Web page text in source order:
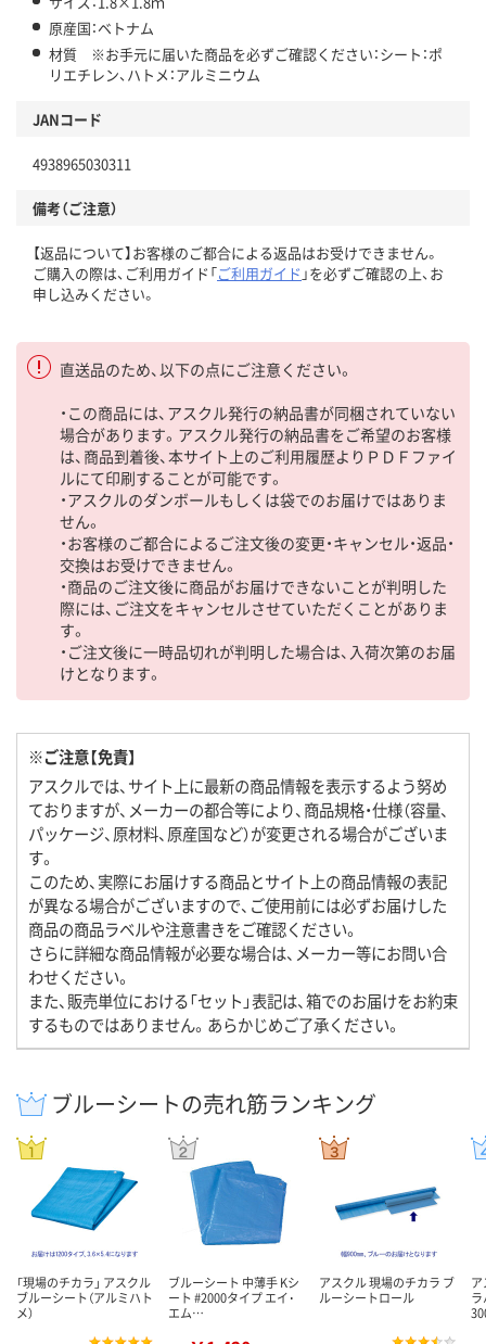
原産国：ベトナム
材質 ※お手元に届いた商品を必ずご確認ください：シート：ポ
リエチレン、ハトメ：アルミニウム
JANコード
4938965030311
備考（ご注意）
【返品について】お客様のご都合による返品はお受けできません。
ご購入の際は、ご利用ガイド「ご利用ガイド 」を必ずご確認の上、お
申し込みください。
直送品のため、以下の点にご注意ください。
・この商品には、アスクル発行の納品書が同梱されていない
場合があります。アスクル発行の納品書をご希望のお客様
は、商品到着後、本サイト上のご利用履歴よりＰＤＦファイ
ルにて印刷することが可能です。
・アスクルのダンボールもしくは袋でのお届けではありま
せん。
・お客様のご都合によるご注文後の変更・キャンセル・返品・
交換はお受けできません。
・商品のご注文後に商品がお届けできないことが判明した
際には、ご注文をキャンセルさせていただくことがありま
す。
・ご注文後に一時品切れが判明した場合は、入荷次第のお届
けとなります。
※ご注意【免責】
アスクルでは、サイト上に最新の商品情報を表示するよう努め
ておりますが、メーカーの都合等により、商品規格・仕様（容量、
パッケージ、原材料、原産国など）が変更される場合がございま
す。
このため、実際にお届けする商品とサイト上の商品情報の表記
が異なる場合がございますので、ご使用前には必ずお届けした
商品の商品ラベルや注意書きをご確認ください。
さらに詳細な商品情報が必要な場合は、メーカー等にお問い合
わせください。
また、販売単位における「セット」表記は、箱でのお届けをお約束
するものではありません。あらかじめご了承ください。
ブルーシートの売れ筋ランキング
「現場のチカラ」 アスクル
ブルーシート（アルミハト
メ）
ブルーシート 中薄手 Kシ
ート #2000タイプ エイ･
エム…
アスクル 現場のチカラ ブ
ルーシートロール